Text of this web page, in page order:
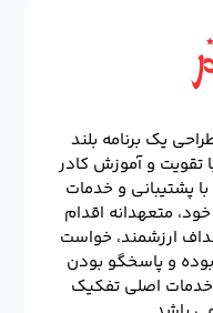
یک برنامه بلند
و آموزش کادر
پشتیبانی و خدمات
متعهدانه اقدام
ارزشمند، خواست
و پاسخگو بودن
اصلی تفکیک